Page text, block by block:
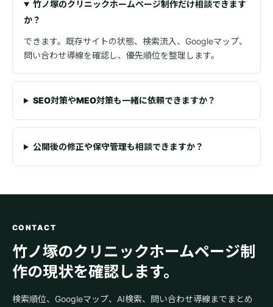
竹ノ塚のクリニックホームページ制作だけ相談できます
か？
できます。既存サイトの状態、検索流入、Googleマップ、
問い合わせ導線を確認し、優先順位を整理します。
SEO対策やMEO対策も一緒に依頼できますか？
公開後の修正や保守管理も相談できますか？
CONTACT
竹ノ塚のクリニックホームページ制
作の現状を確認します。
検索順位、Googleマップ、AI検索、問い合わせ導線までまとめ